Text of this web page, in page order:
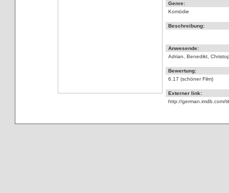
Genre:
Komödie
Beschreibung:
Anwesende:
Adrian, Benedikt,
Bewertung:
6.17 (schöner Film)
Externer link:
http://german.imdb.com/